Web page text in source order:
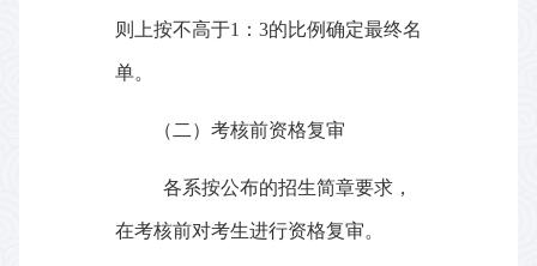
则上按不高于1 ： 3的比例确定最终名
单。
（二）考核前资格复审
各系按公布的招生简章要求，
在考核前对考生进行资格复审。